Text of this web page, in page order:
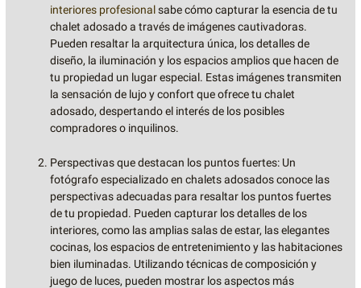
interiores profesionalsabe cómo capturar la esencia de tu
chalet adosado a través de imágenes cautivadoras.
Pueden resaltar la arquitectura única, los detalles de
diseño, la iluminación y los espacios amplios que hacen de
tu propiedad un lugar especial. Estas imágenes transmiten
la sensación de lujo y confort que ofrece tu chalet
adosado, despertando el interés de los posibles
compradores o inquilinos.
Perspectivas que destacan los puntos fuertes: Un
fotógrafo especializado en chalets adosados conoce las
perspectivas adecuadas para resaltar los puntos fuertes
de tu propiedad. Pueden capturar los detalles de los
interiores, como las amplias salas de estar, las elegantes
cocinas, los espacios de entretenimiento y las habitaciones
bien iluminadas. Utilizando técnicas de composición y
juego de luces, pueden mostrar los aspectos más